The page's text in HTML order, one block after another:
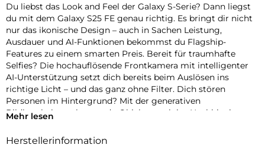
Du liebst das Look and Feel der Galaxy S-Serie? Dann liegst
du mit dem Galaxy S25 FE genau richtig. Es bringt dir nicht
nur das ikonische Design – auch in Sachen Leistung,
Ausdauer und AI-Funktionen bekommst du Flagship-
Features zu einem smarten Preis. Bereit für traumhafte
Selfies? Die hochauflösende Frontkamera mit intelligenter
AI-Unterstützung setzt dich bereits beim Auslösen ins
richtige Licht – und das ganz ohne Filter. Dich stören
Personen im Hintergrund? Mit der generativen
Bildbearbeitung kannst du Objekte auch im Nachhinein
Schon sieht dein Foto so aus, wie du es dir vorgestellt hast –
Mehr lesen
Herstellerinformation